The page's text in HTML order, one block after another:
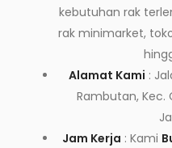
kebutuhan rak
rak minimarket,
Alamat Kami :
Rambutan, Kec.
Jam Kerja : Kami